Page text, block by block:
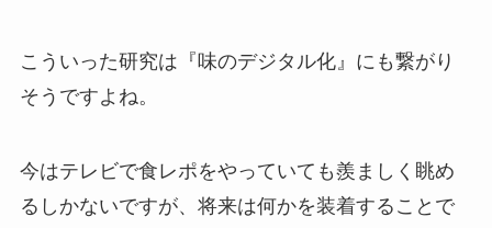
こういった研究は『味のデジタル化』にも繋がり
そうですよね。
今はテレビで食レポをやっていても羨ましく眺め
るしかないですが、将来は何かを装着することで